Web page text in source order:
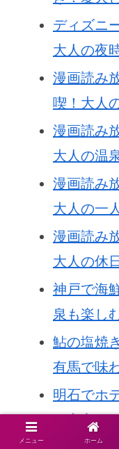
ディズニ
大人の夜
漫画読み
喫！大人
漫画読み
大人の温
漫画読み
大人の一
漫画読み
大人の休
神戸で海
泉も楽し
鮎の塩焼
有馬で味
明石でホ
を安心に
メニュー ホーム